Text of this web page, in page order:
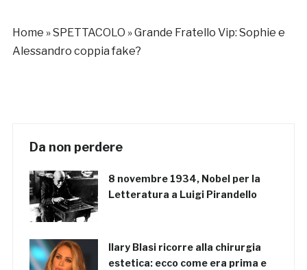
Home »SPETTACOLO »Grande Fratello Vip: Sophie e
Alessandro coppia fake?
Da non perdere
8 novembre 1934, Nobel per la
Letteratura a Luigi Pirandello
Ilary Blasi ricorre alla chirurgia
estetica: ecco come era prima e